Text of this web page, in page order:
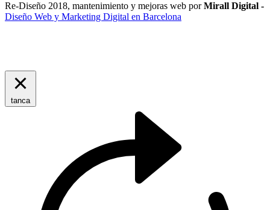
Re-Diseño 2018, mantenimiento y mejoras web porMirall Digital -
Diseño Web y Marketing Digital en Barcelona
tanca